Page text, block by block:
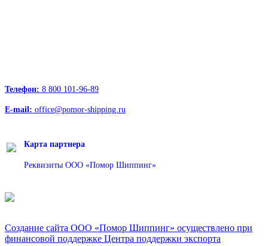
Телефон: 8 800 101-96-89
E-mail: office@pomor-shipping.ru
Карта партнера
Реквизиты ООО «Помор Шиппинг»
Создание сайта ООО «Помор Шиппинг» осуществлено при
финансовой поддержке Центра поддержки экспорта